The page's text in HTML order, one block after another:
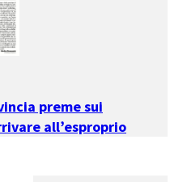
preme sui
all’esproprio